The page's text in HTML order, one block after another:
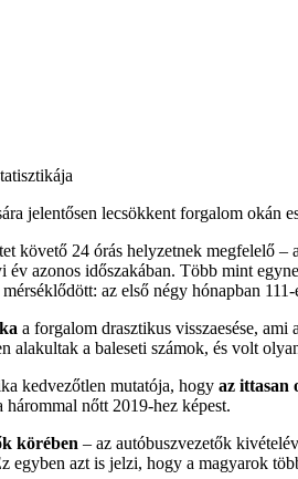
jelentősen lecsökkent forgalom okán
követő 24 órás helyzetnek megfelelő –
azonos időszakában. Több mint
az első négy hónapban
a forgalom drasztikus visszaesése,
alakultak a baleseti számok, és volt
kedvezőtlen mutatója, hogy az ittasan
nőtt 2019-hez képest.
körében – az autóbuszvezetők
egyben azt is jelzi, hogy a magyarok